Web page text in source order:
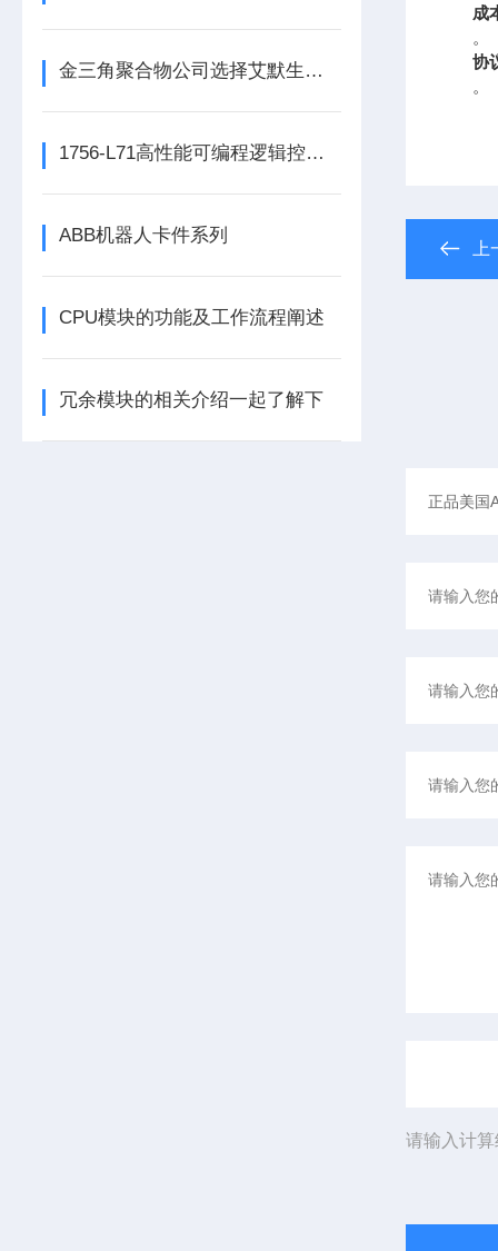
金三角聚合物公司选择艾默生为其新建工厂提供设备数字自动化技术以及软件
1756-L71高性能可编程逻辑控制器的常见维护保养方法分享
ABB机器人卡件系列
CPU模块的功能及工作流程阐述
冗余模块的相关介绍一起了解下
成
。
协
。
请输入计